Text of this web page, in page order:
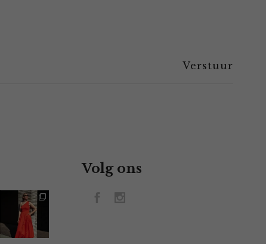
Volg ons